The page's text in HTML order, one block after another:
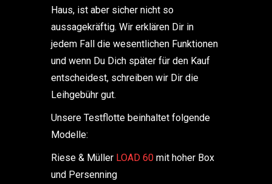
Haus, ist aber sicher nicht so
aussagekräftig. Wir erklären Dir in
jedem Fall die wesentlichen Funktionen
und wenn Du Dich später für den Kauf
entscheidest, schreiben wir Dir die
Leihgebühr gut.
Unsere Testflotte beinhaltet folgende
Modelle:
Riese & Müller LOAD 60 mit hoher Box
und Persenning